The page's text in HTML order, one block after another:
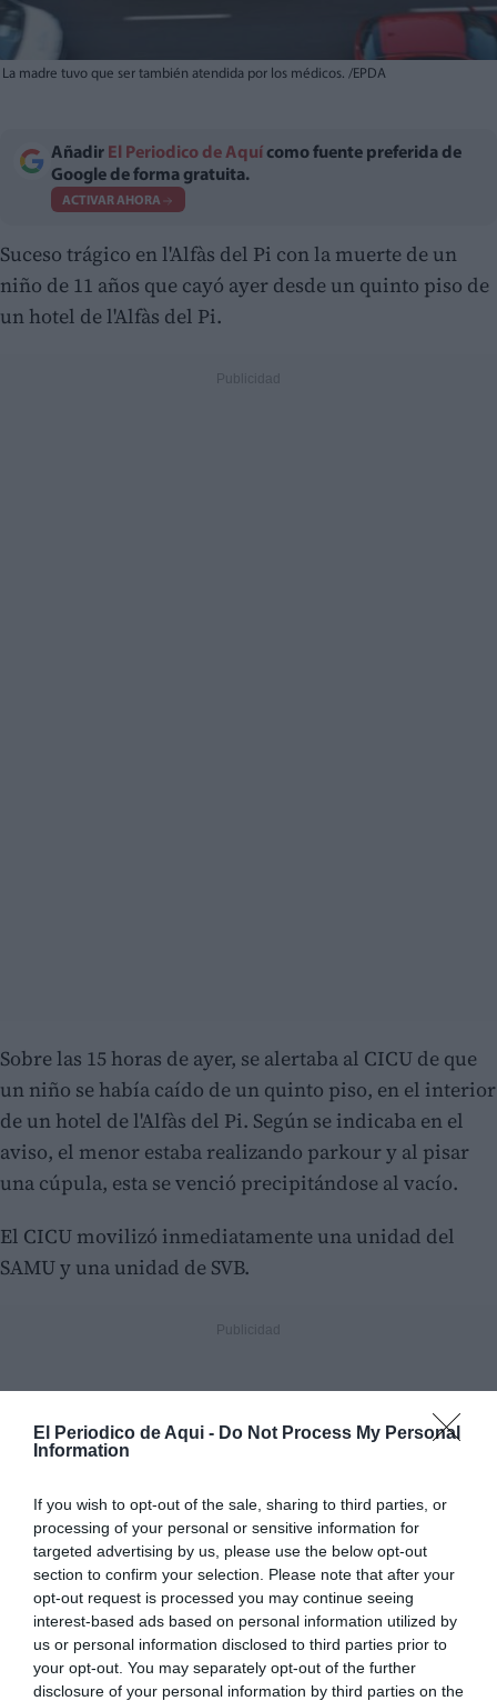
El Periodico de Aqui - Do Not Process My Personal
Information
If you wish to opt-out of the sale, sharing to third parties, or
processing of your personal or sensitive information for
targeted advertising by us, please use the below opt-out
section to confirm your selection. Please note that after your
opt-out request is processed you may continue seeing
interest-based ads based on personal information utilized by
us or personal information disclosed to third parties prior to
your opt-out. You may separately opt-out of the further
disclosure of your personal information by third parties on the
La madre tuvo que ser también atendida por los médicos. /EPDA
Añadir El Periodico de Aquí como fuente preferida de
Google de forma gratuita.
ACTIVAR AHORA
Suceso trágico en l'Alfàs del Pi con la muerte de un
niño de 11 años que cayó ayer desde un quinto piso de
un hotel de l'Alfàs del Pi.
Sobre las 15 horas de ayer, se alertaba al CICU de que
un niño se había caído de un quinto piso, en el interior
de un hotel de l'Alfàs del Pi. Según se indicaba en el
aviso, el menor estaba realizando parkour y al pisar
una cúpula, esta se venció precipitándose al vacío.
El CICU movilizó inmediatamente una unidad del
SAMU y una unidad de SVB.